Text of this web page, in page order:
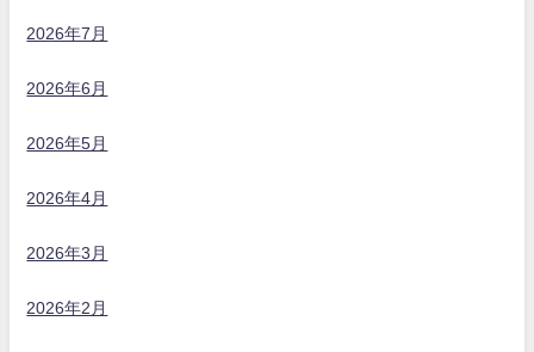
2026年7月
2026年6月
2026年5月
2026年4月
2026年3月
2026年2月